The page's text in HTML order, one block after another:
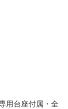
用台座付属・全